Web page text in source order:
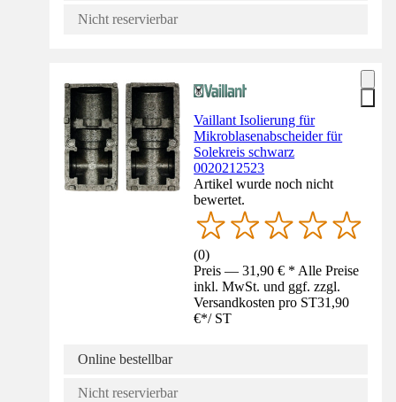
Nicht reservierbar
Vaillant Isolierung für
Mikroblasenabscheider für
Solekreis schwarz
0020212523
Artikel wurde noch nicht
bewertet.
(0)
Preis — 31,90 € * Alle Preise
inkl. MwSt. und ggf. zzgl.
Versandkosten pro ST31,90
€*/ ST
Online bestellbar
Nicht reservierbar